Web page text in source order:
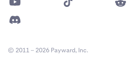
© 2011 – 2026 Payward, Inc.